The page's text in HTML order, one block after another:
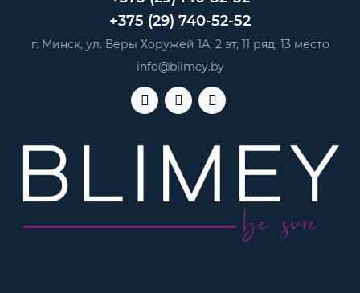
+375 (29) 740-52-52
г. Минск, ул. Веры Хоружей 1А, 2 эт, 11 ряд, 13 место
info@blimey.by